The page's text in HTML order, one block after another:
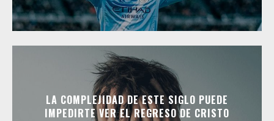
LA COMPLEJIDAD DE ESTE SIGLO PUEDE
IMPEDIRTE VER EL REGRESO DE CRISTO